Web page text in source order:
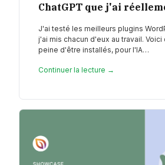
ChatGPT que j'ai
J'ai testé les meilleurs plugins
j'ai mis chacun d'eux au travail. Voici
peine d'être installés, pour l'IA…
Continuer la lecture →